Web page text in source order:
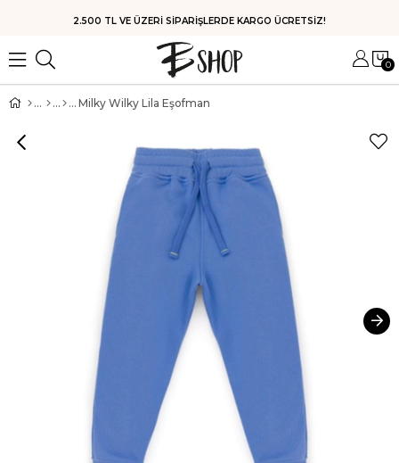
2.500 TL VE ÜZERİ SİPARİŞLERDE KARGO ÜCRETSİZ!
0
Milky Wilky Lila Eşofman